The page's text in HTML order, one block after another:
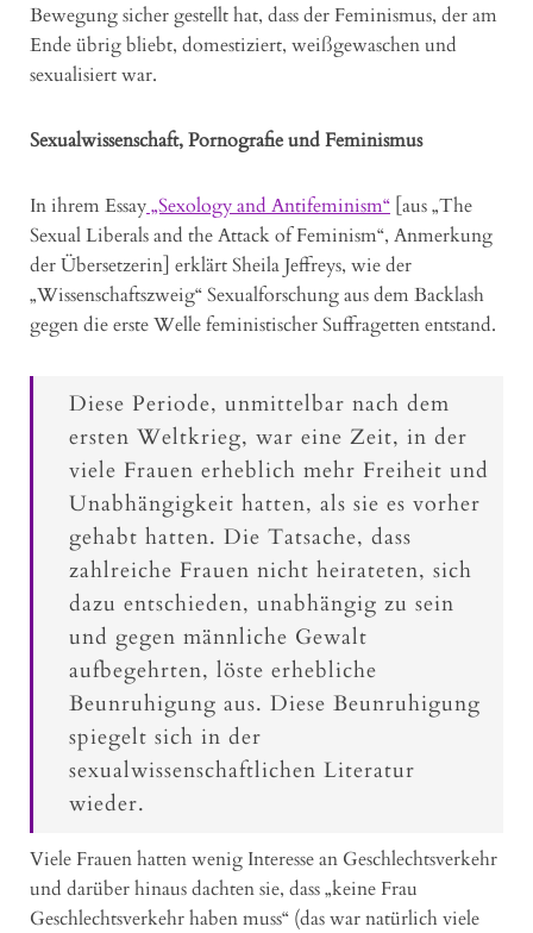
Bewegung sicher gestellt hat, dass der Feminismus, der am
Ende übrig bliebt, domestiziert, weißgewaschen und
sexualisiert war.
Sexualwissenschaft, Pornografie und Feminismus
In ihrem Essay„Sexology and Antifeminism“ [aus „The
Sexual Liberals and the Attack of Feminism“, Anmerkung
der Übersetzerin] erklärt Sheila Jeffreys, wie der
„Wissenschaftszweig“ Sexualforschung aus dem Backlash
gegen die erste Welle feministischer Suffragetten entstand.
Diese Periode, unmittelbar nach dem
ersten Weltkrieg, war eine Zeit, in der
viele Frauen erheblich mehr Freiheit und
Unabhängigkeit hatten, als sie es vorher
gehabt hatten. Die Tatsache, dass
zahlreiche Frauen nicht heirateten, sich
dazu entschieden, unabhängig zu sein
und gegen männliche Gewalt
aufbegehrten, löste erhebliche
Beunruhigung aus. Diese Beunruhigung
spiegelt sich in der
sexualwissenschaftlichen Literatur
wieder.
Viele Frauen hatten wenig Interesse an Geschlechtsverkehr
und darüber hinaus dachten sie, dass „keine Frau
Geschlechtsverkehr haben muss“ (das war natürlich viele